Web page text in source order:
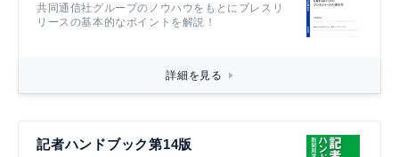
共同通信社グループのノウハウをもとにプレスリ
リースの基本的なポイントを解説！
詳細を見る
記者ハンドブック第14版